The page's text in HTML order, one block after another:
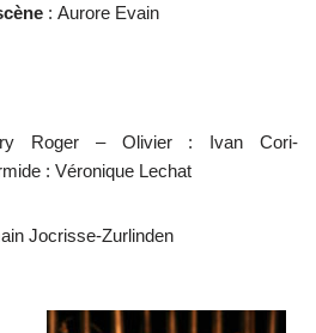
: Aurore Evain
Roger – Olivier : Ivan Cori-
: Véronique Lechat
Jocrisse-Zurlinden